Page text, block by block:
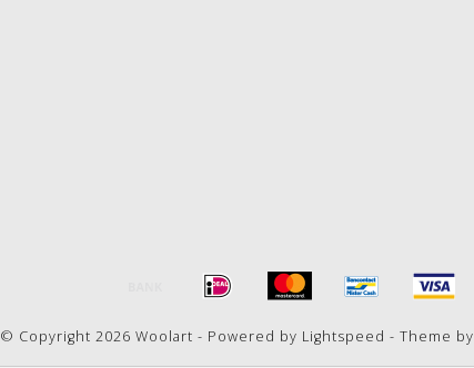
© Copyright 2026 Woolart - Powered by Lightspeed - Theme by